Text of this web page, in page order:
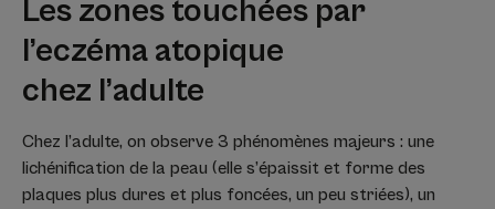
Les zones touchées par
l’eczéma atopique
chez l’adulte
Chez l’adulte, on observe 3 phénomènes majeurs : une
lichénification de la peau (elle s’épaissit et forme des
plaques plus dures et plus foncées, un peu striées), un